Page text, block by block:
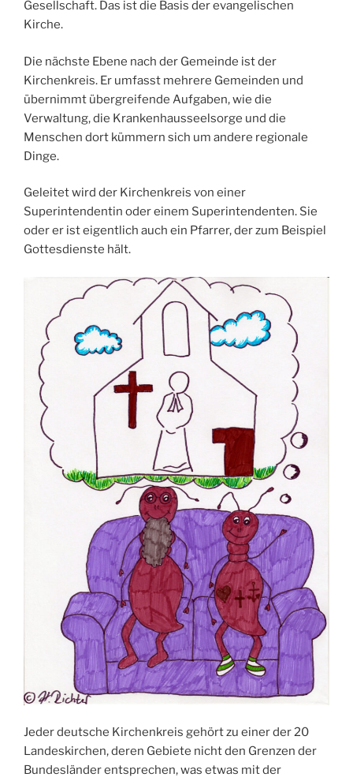
Gesellschaft. Das ist die Basis der evangelischen
Kirche.
Die nächste Ebene nach der Gemeinde ist der
Kirchenkreis. Er umfasst mehrere Gemeinden und
übernimmt übergreifende Aufgaben, wie die
Verwaltung, die Krankenhausseelsorge und die
Menschen dort kümmern sich um andere regionale
Dinge.
Geleitet wird der Kirchenkreis von einer
Superintendentin oder einem Superintendenten. Sie
oder er ist eigentlich auch ein Pfarrer, der zum Beispiel
Gottesdienste hält.
Jeder deutsche Kirchenkreis gehört zu einer der 20
Landeskirchen, deren Gebiete nicht den Grenzen der
Bundesländer entsprechen, was etwas mit der